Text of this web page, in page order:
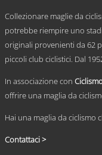
Collezionare maglie da
potrebbe riempire uno
originali provenienti da 62
piccoli club ciclistici. Dal
In associazione con
offrire una maglia da
Hai una maglia da ciclismo
Contattaci >